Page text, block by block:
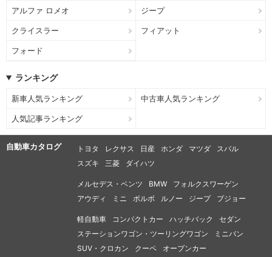
アルファ ロメオ ジープ
クライスラー フィアット
フォード
ランキング
新車人気ランキング 中古車人気ランキング
人気記事ランキング
自動車カタログ トヨタ レクサス 日産 ホンダ マツダ
スバル
スズキ
三菱 ダイハツ
メルセデス・ベンツ BMW
フォルクスワーゲン
アウディ
ミニ ボルボ ルノー ジープ プジョー
軽自動車 コンパクトカー ハッチバック
セダン
ステーションワゴン・ツーリングワゴン
ミニバン
SUV・クロカン
クーペ
オープンカー